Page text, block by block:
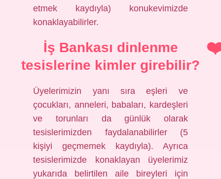
etmek kaydıyla) konukevimizde
konaklayabilirler.
İş Bankası dinlenme
tesislerine kimler girebilir?
Üyelerimizin yanı sıra eşleri ve
çocukları, anneleri, babaları, kardeşleri
ve torunları da günlük olarak
tesislerimizden faydalanabilirler (5
kişiyi geçmemek kaydıyla). Ayrıca
tesislerimizde konaklayan üyelerimiz
yukarıda belirtilen aile bireyleri için